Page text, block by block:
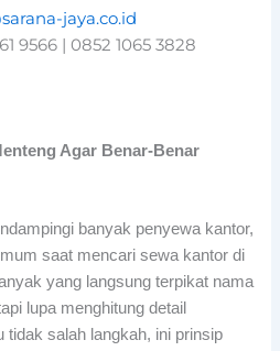
jaya.co.id
9566 | 0852 1065 3828
Agar Benar-Benar
banyak penyewa kantor,
saat mencari sewa kantor di
yang langsung terpikat nama
lupa menghitung detail
tidak salah langkah, ini prinsip